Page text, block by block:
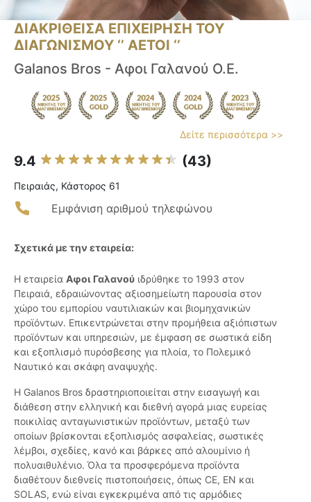
ΔΙΑΚΡΙΘΕΙΣΑ ΕΠΙΧΕΙΡΗΣΗ ΤΟΥ
ΔΙΑΓΩΝΙΣΜΟΥ ‘’ ΑΕΤΟΙ ‘’
Galanos Bros - Aφοι Γαλανού Ο.Ε.
Δείτε περισσότερα >>
9.4 (43)
Πειραιάς, Κάστορος 61
Εμφάνιση αριθμού τηλεφώνου
Σχετικά με την εταιρεία:
Η εταιρεία Αφοι Γαλανού ιδρύθηκε το 1993 στον
Πειραιά, εδραιώνοντας αξιοσημείωτη παρουσία στον
χώρο του εμπορίου ναυτιλιακών και βιομηχανικών
προϊόντων. Επικεντρώνεται στην προμήθεια αξιόπιστων
προϊόντων και υπηρεσιών, με έμφαση σε σωστικά είδη
και εξοπλισμό πυρόσβεσης για πλοία, το Πολεμικό
Ναυτικό και σκάφη αναψυχής.
Η Galanos Bros δραστηριοποιείται στην εισαγωγή και
διάθεση στην ελληνική και διεθνή αγορά μιας ευρείας
ποικιλίας ανταγωνιστικών προϊόντων, μεταξύ των
οποίων βρίσκονται εξοπλισμός ασφαλείας, σωστικές
λέμβοι, σχεδίες, κανό και βάρκες από αλουμίνιο ή
πολυαιθυλένιο. Όλα τα προσφερόμενα προϊόντα
διαθέτουν διεθνείς πιστοποιήσεις, όπως CE, EN και
SOLAS, ενώ είναι εγκεκριμένα από τις αρμόδιες